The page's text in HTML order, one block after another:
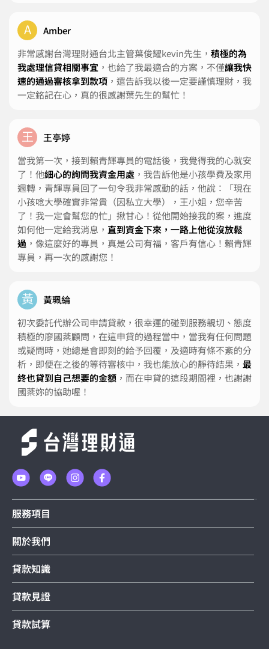
A
Amber
非常感謝台灣理財通台北主管葉俊耀kevin先生， 積極的為
我處理信貸相關事宜 ，也給了我最適合的方案，不僅讓我快
速的通過審核拿到款項 ，還告訴我以後一定要謹慎理財，我
一定銘記在心，真的很感謝葉先生的幫忙！
王
王亭婷
當我第一次，接到賴青輝專員的電話後，我覺得我的心就安
了！他細心的詢問我資金用處 ，我告訴他是小孩學費及家用
週轉，青輝專員回了一句令我非常感動的話，他說：「現在
小孩唸大學確實非常貴（因私立大學），王小姐，您辛苦
了！我一定會幫您的忙」揪甘心！從他開始接我的案，進度
如何他一定給我消息， 直到資金下來，一路上他從沒放鬆
過 ，像這麼好的專員，真是公司有福，客戶有信心！賴青輝
專員，再一次的感謝您！
黃
黃珮綸
初次委託代辦公司申請貸款，很幸運的碰到服務親切、態度
積極的廖國棻顧問，在這申貸的過程當中，當我有任何問題
或疑問時，她總是會即刻的給予回覆，及適時有條不紊的分
析，即便在之後的等待審核中，我也能放心的靜待結果， 最
終也貸到自己想要的金額 ，而在申貸的這段期間裡，也謝謝
國棻妳的協助喔！
服務項目
關於我們
貸款知識
貸款見證
貸款試算